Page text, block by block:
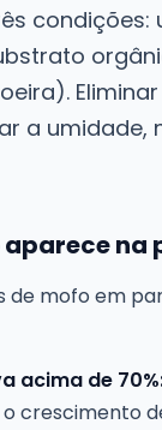
condições:
a umidade,
aparece na
de mofo em
acima de
crescimento